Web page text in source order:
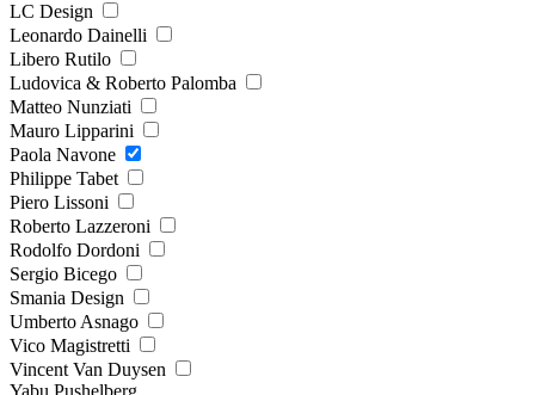
LC Design
Leonardo Dainelli
Libero Rutilo
Ludovica & Roberto Palomba
Matteo Nunziati
Mauro Lipparini
Paola Navone
Philippe Tabet
Piero Lissoni
Roberto Lazzeroni
Rodolfo Dordoni
Sergio Bicego
Smania Design
Umberto Asnago
Vico Magistretti
Vincent Van Duysen